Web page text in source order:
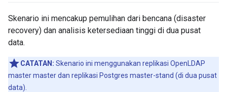
Skenario ini mencakup pemulihan dari bencana (disaster
recovery) dan analisis ketersediaan tinggi di dua pusat
data.
CATATAN: Skenario ini menggunakan replikasi OpenLDAP
master master dan replikasi Postgres master-stand (di dua pusat
data).